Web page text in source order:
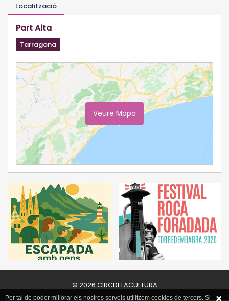
Localització
Part Alta
Tarragona
Veure Mapa
© 2026 CIRCDELACULTURA
Per tal de poder millorar els nostres serveis utilitzem cookies de tercers. Si